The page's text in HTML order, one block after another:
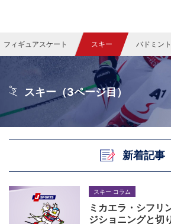
フィギュアスケート スキー バドミン
スキー（3ページ目）
新着記事
スキー コラム
ミカエラ・シフリ
ジショニングと切